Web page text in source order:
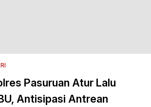
Pasuruan Atur Lalu
Antisipasi Antrean